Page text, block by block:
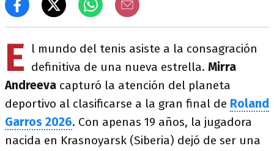
E
l mundo del tenis asiste a la consagración
definitiva de una nueva estrella. Mirra
Andreeva capturó la atención del planeta
deportivo al clasificarse a la gran final de Roland
Garros 2026. Con apenas 19 años, la jugadora
nacida en Krasnoyarsk (Siberia) dejó de ser una